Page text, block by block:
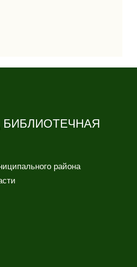
БИБЛИОТЕЧНАЯ
района